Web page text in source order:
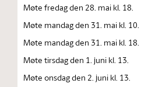
Møte fredag den 28. mai kl. 18.
Møte mandag den 31. mai kl. 10.
Møte mandag den 31. mai kl. 18.
Møte tirsdag den 1. juni kl. 13.
Møte onsdag den 2. juni kl. 13.